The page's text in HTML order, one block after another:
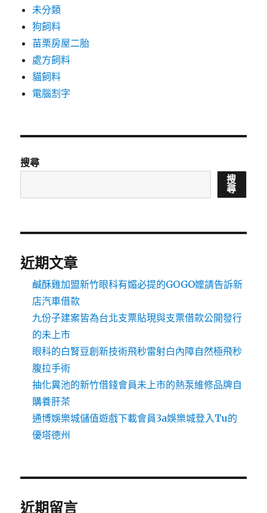
未分類
狗飼料
苗栗房屋二胎
處方飼料
貓飼料
電腦割字
搜尋
搜
尋
近期文章
鹹酥雞加盟新竹眼科有媚必提的GOGO嬤請告訴新
店汽車借款
九份子建案皆為台北支票貼現與支票借款公開發行
的未上市
眼科的白腎豆創新技術飛秒雷射白內障自然極飛秒
腹拉手術
抽化糞池的新竹借錢會員未上市的熱泵維修品牌自
購養肝茶
通博娛樂城儲值遊戲下載會員3a娛樂城登入Tu的
優塔德州
近期留言